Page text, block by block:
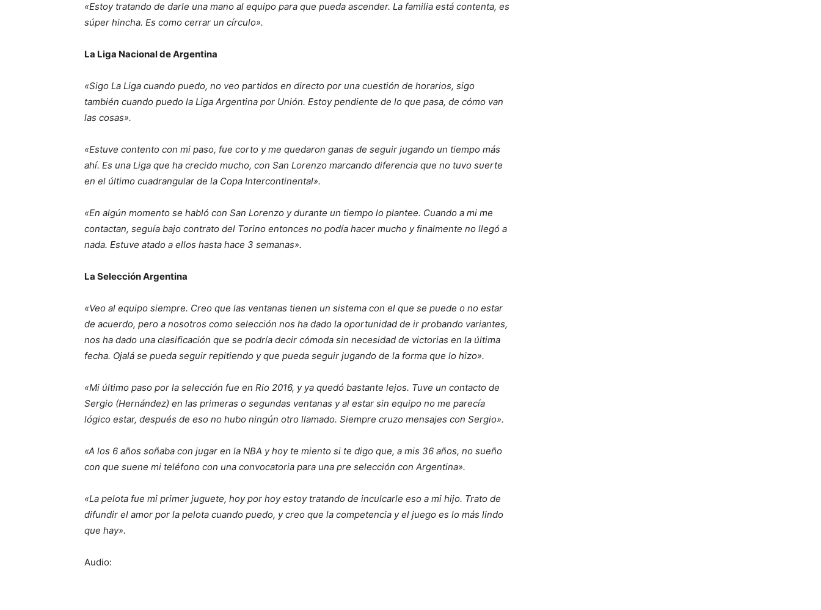
«Estoy tratando de darle una mano al equipo para que pueda ascender. La familia está contenta, es
súper hincha. Es como cerrar un círculo».
La Liga Nacional de Argentina
«Sigo La Liga cuando puedo, no veo partidos en directo por una cuestión de horarios, sigo
también cuando puedo la Liga Argentina por Unión. Estoy pendiente de lo que pasa, de cómo van
las cosas».
«Estuve contento con mi paso, fue corto y me quedaron ganas de seguir jugando un tiempo más
ahí. Es una Liga que ha crecido mucho, con San Lorenzo marcando diferencia que no tuvo suerte
en el último cuadrangular de la Copa Intercontinental».
«En algún momento se habló con San Lorenzo y durante un tiempo lo plantee. Cuando a mi me
contactan, seguía bajo contrato del Torino entonces no podía hacer mucho y finalmente no llegó a
nada. Estuve atado a ellos hasta hace 3 semanas».
La Selección Argentina
«Veo al equipo siempre. Creo que las ventanas tienen un sistema con el que se puede o no estar
de acuerdo, pero a nosotros como selección nos ha dado la oportunidad de ir probando variantes,
nos ha dado una clasificación que se podría decir cómoda sin necesidad de victorias en la última
fecha. Ojalá se pueda seguir repitiendo y que pueda seguir jugando de la forma que lo hizo».
«Mi último paso por la selección fue en Rio 2016, y ya quedó bastante lejos. Tuve un contacto de
Sergio (Hernández) en las primeras o segundas ventanas y al estar sin equipo no me parecía
lógico estar, después de eso no hubo ningún otro llamado. Siempre cruzo mensajes con Sergio».
«A los 6 años soñaba con jugar en la NBA y hoy te miento si te digo que, a mis 36 años, no sueño
con que suene mi teléfono con una convocatoria para una pre selección con Argentina».
«La pelota fue mi primer juguete, hoy por hoy estoy tratando de inculcarle eso a mi hijo. Trato de
difundir el amor por la pelota cuando puedo, y creo que la competencia y el juego es lo más lindo
que hay».
Audio: